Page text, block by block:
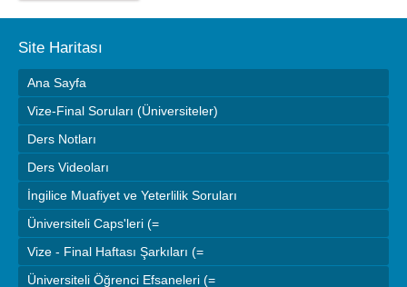
Site Haritası
Ana Sayfa
Vize-Final Soruları (Üniversiteler)
Ders Notları
Ders Videoları
İngilice Muafiyet ve Yeterlilik Soruları
Üniversiteli Caps'leri (=
Vize - Final Haftası Şarkıları (=
Üniversiteli Öğrenci Efsaneleri (=